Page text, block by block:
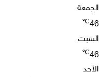
الجمعة
46
℃
السبت
46
℃
الأحد